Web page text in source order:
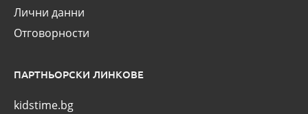
Лични данни
Отговорности
ПАРТНЬОРСКИ ЛИНКОВЕ
kidstime.bg